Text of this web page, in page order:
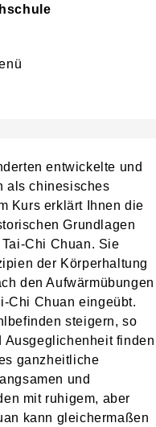
entwickelte und
als chinesisches
Kurs erklärt Ihnen die
Grundlagen
Chi Chuan. Sie
der Körperhaltung
den Aufwärmübungen
Chi Chuan eingeübt.
steigern, so
Ausgeglichenheit finden
ganzheitliche
und
mit ruhigem, aber
kann gleichermaßen